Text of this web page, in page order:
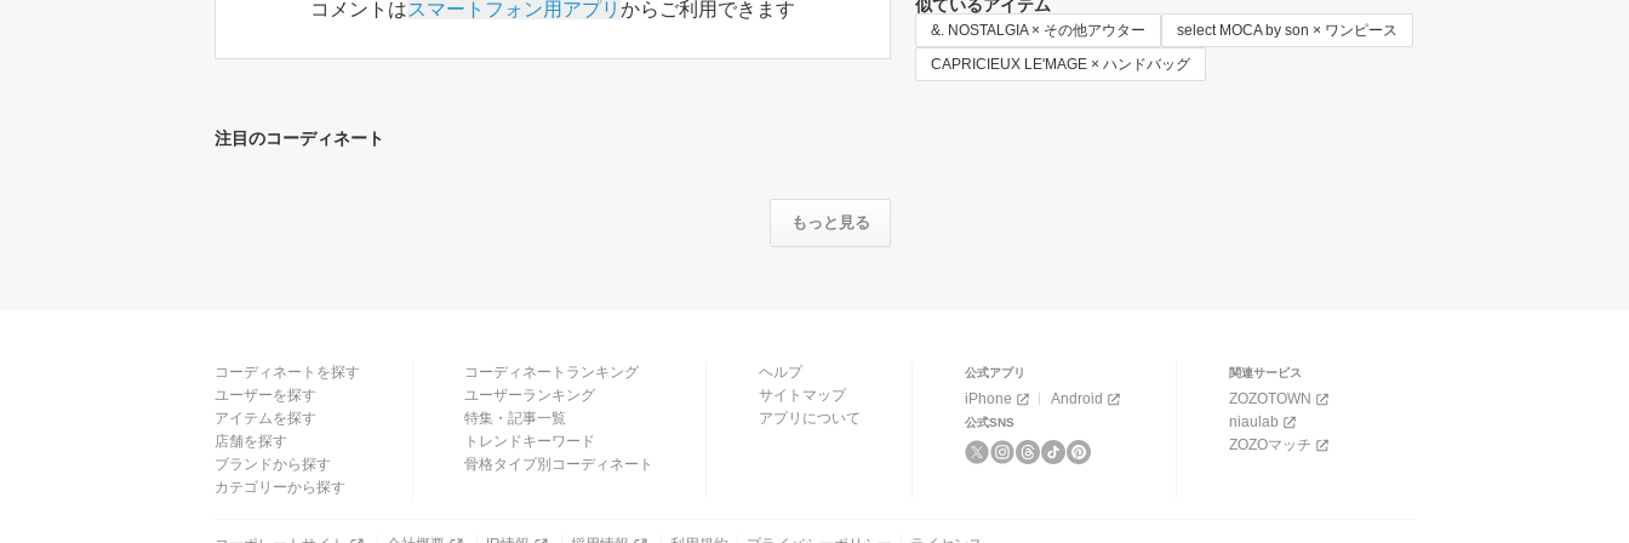
コメントはスマートフォン用アプリ からご利用できます 似ているアイテム
&. NOSTALGIA × その他アウター
select MOCA by son × ワンピース
CAPRICIEUX LE'MAGE × ハンドバッグ
注目のコーディネート
もっと見る
コーディネートを探す
ユーザーを探す
アイテムを探す
店舗を探す
ブランドから探す
カテゴリーから探す
コーディネートランキング
ユーザーランキング
特集・記事一覧
トレンドキーワード
骨格タイプ別コーディネート
ヘルプ
サイトマップ
アプリについて
公式アプリ
iPhone Android
公式SNS
関連サービス
ZOZOTOWN
niaulab
ZOZOマッチ